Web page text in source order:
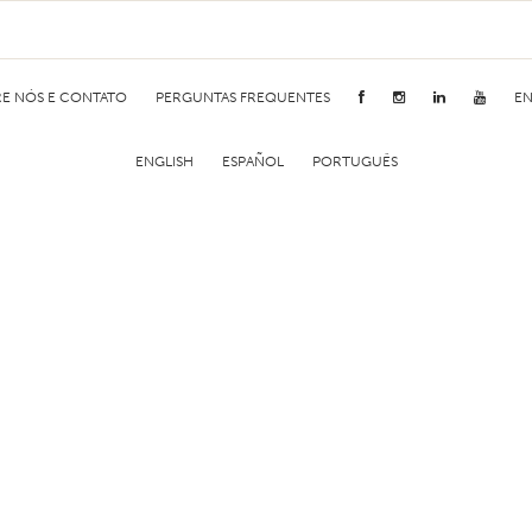
NÓS E CONTATO PERGUNTAS FREQUENTES
ENGLISH ESPAÑOL PORTUGUÊS